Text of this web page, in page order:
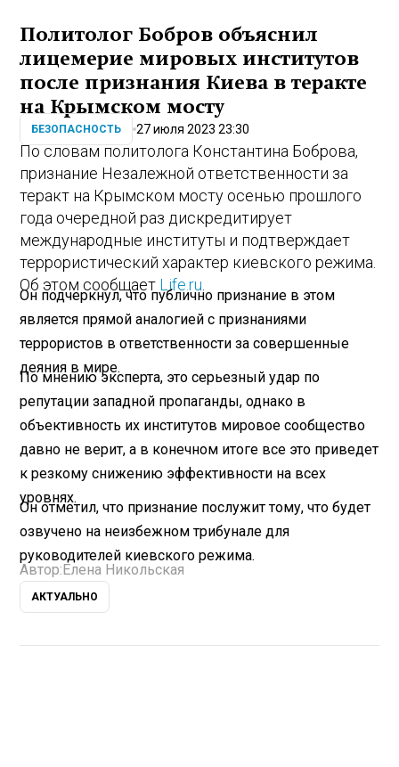
Политолог Бобров объяснил
лицемерие мировых институтов
после признания Киева в теракте
на Крымском мосту
БЕЗОПАСНОСТЬ 27 июля 2023 23:30
По словам политолога Константина Боброва,
признание Незалежной ответственности за
теракт на Крымском мосту осенью прошлого
года очередной раз дискредитирует
международные институты и подтверждает
террористический характер киевского режима.
Об этом сообщает Life.ru
Он подчеркнул, что публично признание в этом
является прямой аналогией с признаниями
террористов в ответственности за совершенные
деяния в мире.
По мнению эксперта, это серьезный удар по
репутации западной пропаганды, однако в
объективность их институтов мировое сообщество
давно не верит, а в конечном итоге все это приведет
к резкому снижению эффективности на всех
уровнях.
Он отметил, что признание послужит тому, что будет
озвучено на неизбежном трибунале для
руководителей киевского режима.
Автор: Елена Никольская
АКТУАЛЬНО